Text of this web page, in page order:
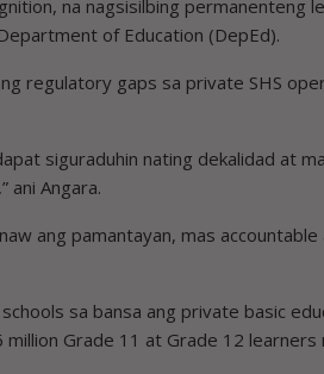
na nagsisilbing permanenteng
of Education (DepEd).
regulatory gaps sa private SHS
siguraduhin nating dekalidad at
ani Angara.
ang pamantayan, mas
sa bansa ang private basic
million Grade 11 at Grade 12 learners